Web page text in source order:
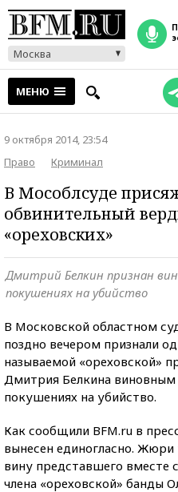
Москва
прямой
МЕНЮ
9 октября 2014, 23:54
Право
Криминал
В Мособлсуде
обвинительный
«ореховских»
Дмитрий Белкин признан
покушениях на убийство
В Московской областном
поздно вечером признали
называемой «ореховской»
Дмитрия Белкина виновным
покушениях на убийство.
Как сообщили BFM.ru в
вынесен единогласно. Жюри
вину представшего вместе
члена «ореховской» банды